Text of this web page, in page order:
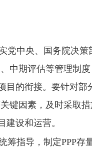
党中央、国务院决策
中期评估等管理制
目的衔接。要针对部
键因素，及时采取措
设和运营。
筹指导，制定PPP存